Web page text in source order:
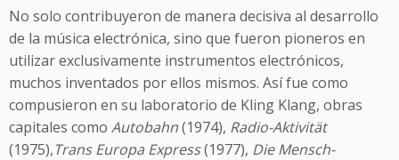
No solo contribuyeron de manera decisiva al desarrollo
de la música electrónica, sino que fueron pioneros en
utilizar exclusivamente instrumentos electrónicos,
muchos inventados por ellos mismos. Así fue como
compusieron en su laboratorio de Kling Klang, obras
capitales como Autobahn(1974), Radio-Aktivität
(1975),Trans Europa Express(1977), Die Mensch-